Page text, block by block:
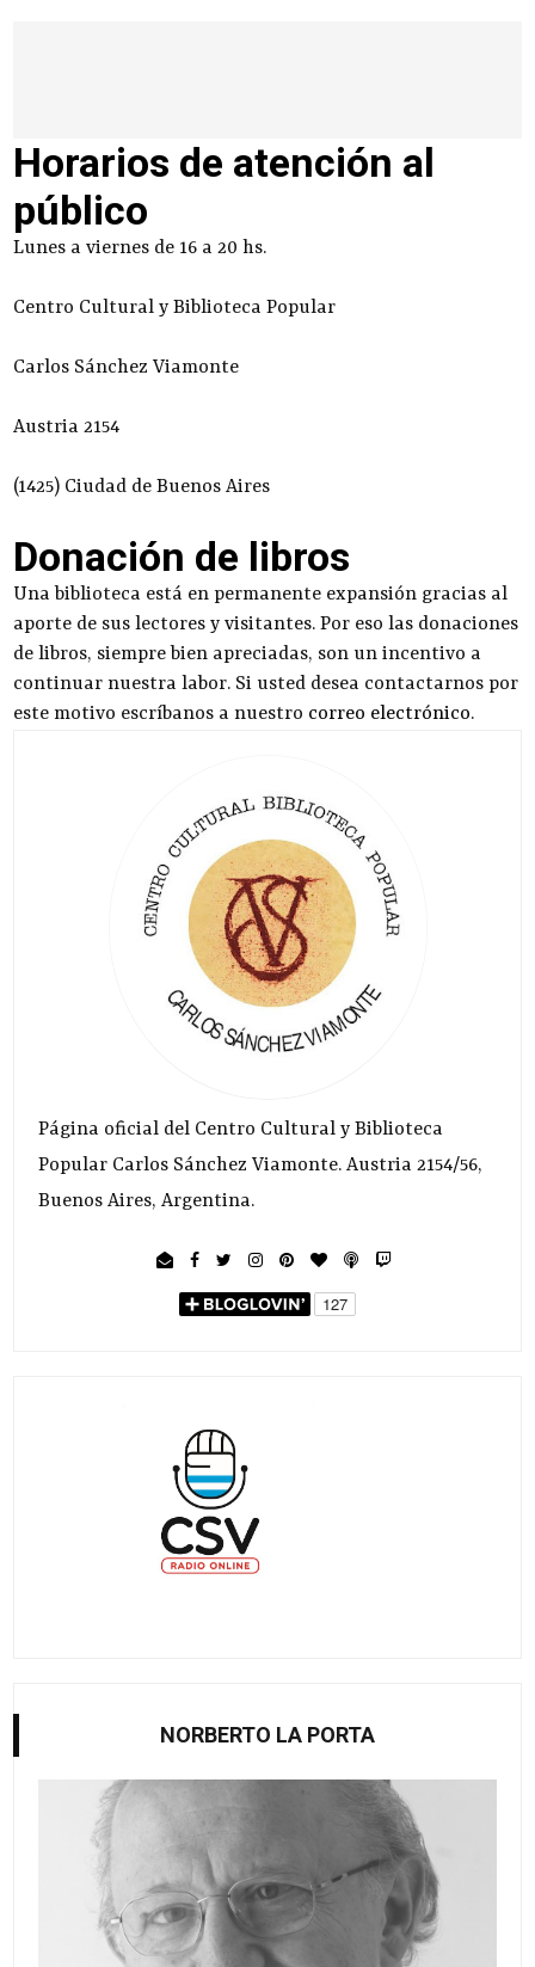
Horarios de atención al
público
Lunes a viernes de 16 a 20 hs.
Centro Cultural y Biblioteca Popular
Carlos Sánchez Viamonte
Austria 2154
(1425) Ciudad de Buenos Aires
Donación de libros
Una biblioteca está en permanente expansión gracias al
aporte de sus lectores y visitantes. Por eso las donaciones
de libros, siempre bien apreciadas, son un incentivo a
continuar nuestra labor. Si usted desea contactarnos por
este motivo escríbanos a nuestro correo electrónico.
Página oficial del Centro Cultural y Biblioteca
Popular Carlos Sánchez Viamonte. Austria 2154/56,
Buenos Aires, Argentina.
NORBERTO LA PORTA